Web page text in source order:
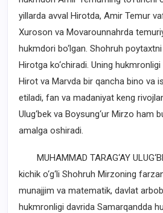
yillarda avval Hirotda, Amir Temur
Xuroson va Movarounnahrda
hukmdori bo‘lgan. Shohruh
Hirotga ko‘chiradi. Uning
Hirot va Marvda bir qancha bino va
etiladi, fan va madaniyat keng
Ulug‘bek va Boysung‘ur Mirzo ham
amalga oshiradi.
MUHAMMAD TARAG‘AY
kichik o‘g‘li Shohruh Mirzoning
munajjim va matematik, davlat
hukmronligi davrida Samarqandda